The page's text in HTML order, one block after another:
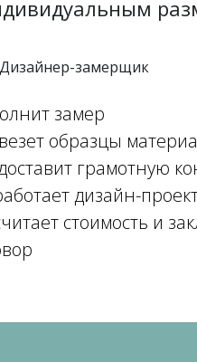
замер
образцы
грамотную
дизайн-
стоимость и